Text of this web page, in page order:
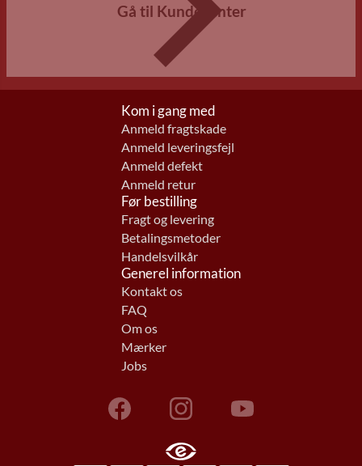
Gå til Kundecenter
Kom i gang med
Anmeld fragtskade
Anmeld leveringsfejl
Anmeld defekt
Anmeld retur
Før bestilling
Fragt og levering
Betalingsmetoder
Handelsvilkår
Generel information
Kontakt os
FAQ
Om os
Mærker
Jobs